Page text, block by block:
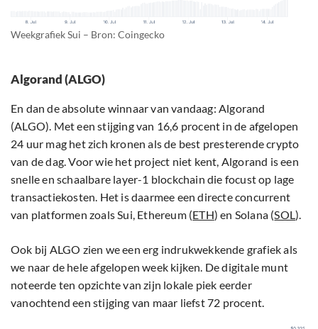
Weekgrafiek Sui – Bron: Coingecko
Algorand (ALGO)
En dan de absolute winnaar van vandaag: Algorand
(ALGO). Met een stijging van 16,6 procent in de afgelopen
24 uur mag het zich kronen als de best presterende crypto
van de dag. Voor wie het project niet kent, Algorand is een
snelle en schaalbare layer-1 blockchain die focust op lage
transactiekosten. Het is daarmee een directe concurrent
van platformen zoals Sui, Ethereum (ETH) en Solana (SOL).
Ook bij ALGO zien we een erg indrukwekkende grafiek als
we naar de hele afgelopen week kijken. De digitale munt
noteerde ten opzichte van zijn lokale piek eerder
vanochtend een stijging van maar liefst 72 procent.